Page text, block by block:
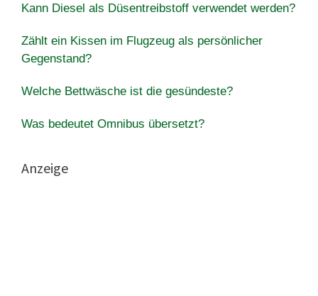
Kann Diesel als Düsentreibstoff verwendet werden?
Zählt ein Kissen im Flugzeug als persönlicher
Gegenstand?
Welche Bettwäsche ist die gesündeste?
Was bedeutet Omnibus übersetzt?
Anzeige